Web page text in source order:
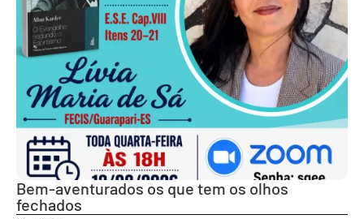
Bem-aventurados os que tem os olhos
fechados